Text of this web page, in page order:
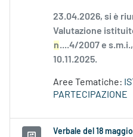
23.04.2026, si è
Valutazione
n....4/2007 e
10.11.2025.
Aree Tematiche:
PARTECIPAZIONE
Verbale del 18